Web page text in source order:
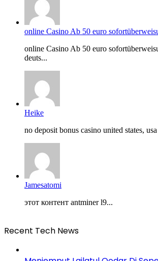
online Casino Ab 50 euro
online Casino Ab 50 euro
deuts...
Heike
no deposit bonus casino united states,
Jamesatomi
этот контент antminer l9...
Recent Tech News